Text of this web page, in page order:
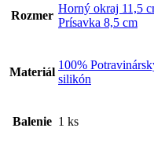
Rozmer
Horný okraj 11,5
Prísavka 8,5 cm
Materiál
100%
silikón
Balenie 1 ks